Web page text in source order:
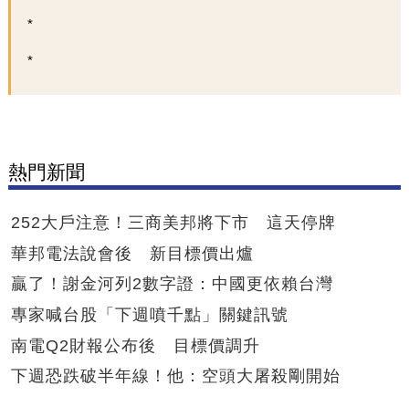
熱門新聞
252大戶注意！三商美邦將下市 這天停牌
華邦電法說會後 新目標價出爐
贏了！謝金河列2數字證：中國更依賴台灣
專家喊台股「下週噴千點」關鍵訊號
南電Q2財報公布後 目標價調升
下週恐跌破半年線！他：空頭大屠殺剛開始